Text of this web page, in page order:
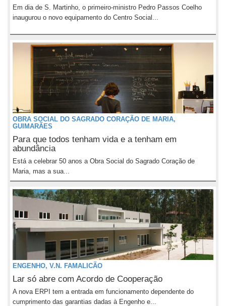
Em dia de S. Martinho, o primeiro-ministro Pedro Passos Coelho
inaugurou o novo equipamento do Centro Social...
OBRA SOCIAL DO SAGRADO CORAÇÃO DE MARIA,
GUIMARÃES
Para que todos tenham vida e a tenham em
abundância
Está a celebrar 50 anos a Obra Social do Sagrado Coração de
Maria, mas a sua...
ENGENHO, V.N. FAMALICÃO
Lar só abre com Acordo de Cooperação
A nova ERPI tem a entrada em funcionamento dependente do
cumprimento das garantias dadas à Engenho e...